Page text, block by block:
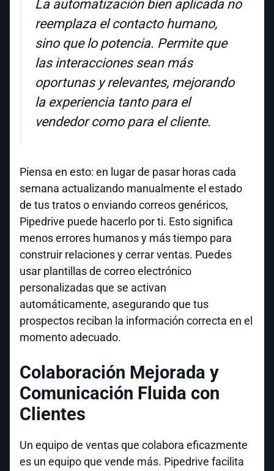
La automatización bien aplicada no
reemplaza el contacto humano,
sino que lo potencia. Permite que
las interacciones sean más
oportunas y relevantes, mejorando
la experiencia tanto para el
vendedor como para el cliente.
Piensa en esto: en lugar de pasar horas cada
semana actualizando manualmente el estado
de tus tratos o enviando correos genéricos,
Pipedrive puede hacerlo por ti. Esto significa
menos errores humanos y más tiempo para
construir relaciones y cerrar ventas. Puedes
usar plantillas de correo electrónico
personalizadas que se activan
automáticamente, asegurando que tus
prospectos reciban la información correcta en el
momento adecuado.
Colaboración Mejorada y
Comunicación Fluida con
Clientes
Un equipo de ventas que colabora eficazmente
es un equipo que vende más. Pipedrive facilita